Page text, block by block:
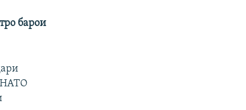
барои
НАТО